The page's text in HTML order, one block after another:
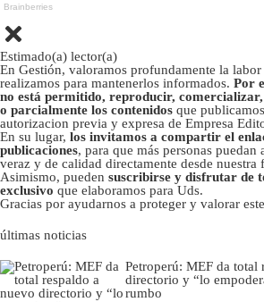
Estimado(a) lector(a)
En Gestión, valoramos profundamente la
realizamos para mantenerlos informados. Por
no está permitido, reproducir,
o parcialmente los contenidos que
autorizacion previa y expresa de Empresa
En su lugar, los invitamos a compartir el
publicaciones, para que más personas
veraz y de calidad directamente desde nuestra
Asimismo, pueden suscribirse y disfrutar de
exclusivo que elaboramos para Uds.
Gracias por ayudarnos a proteger y valorar
últimas noticias
Petroperú: MEF da total
directorio y “lo
rumbo